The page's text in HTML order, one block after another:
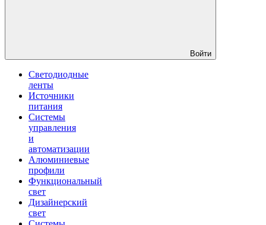
Войти
Светодиодные
ленты
Источники
питания
Системы
управления
и
автоматизации
Алюминиевые
профили
Функциональный
свет
Дизайнерский
свет